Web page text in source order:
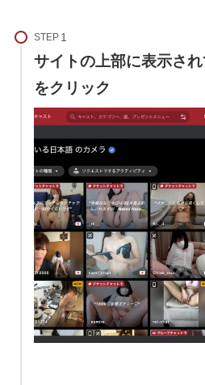
STEP
サイトの上部に表示され
をクリック